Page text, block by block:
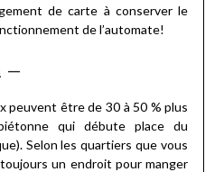
de carte à conserver le
de l’automate!
–
peuvent être de 30 à 50 % plus
qui débute place du
Selon les quartiers que vous
un endroit pour manger